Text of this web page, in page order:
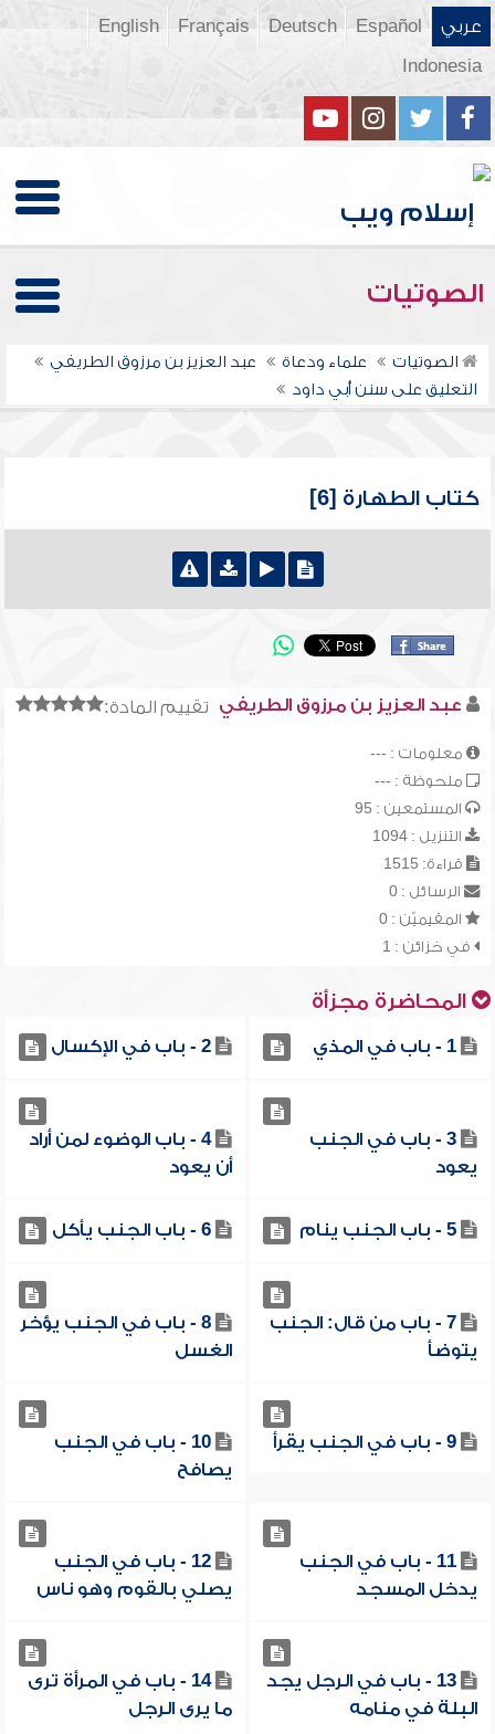
عربي Español
Deutsch
Français
English
Indonesia
الصوتيات
الصوتيات علماء ودعاة
عبد العزيز بن مرزوق الطريفي
التعليق على سنن أبي داود
كتاب الطهارة [6]
تقييم المادة: عبد العزيز بن مرزوق الطريفي
معلومات : ---
ملحوظة : ---
المستمعين : 95
التنزيل : 1094
قراءة: 1515
الرسائل : 0
المقيميّن : 0
في خزائن : 1
المحاضرة مجزأة
1 - باب في المذي 2 - باب في الإكسال
3 - باب في الجنب
يعود
4 - باب الوضوء لمن أراد
أن يعود
5 - باب الجنب ينام 6 - باب الجنب يأكل
7 - باب من قال: الجنب
يتوضأ
8 - باب في الجنب يؤخر
الغسل
9 - باب في الجنب يقرأ
10 - باب في الجنب
يصافح
11 - باب في الجنب
يدخل المسجد
12 - باب في الجنب
يصلي بالقوم وهو ناس
13 - باب في الرجل يجد
البلة في منامه
14 - باب في المرأة ترى
ما يرى الرجل